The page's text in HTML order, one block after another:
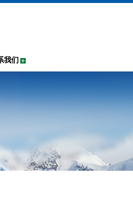
我们